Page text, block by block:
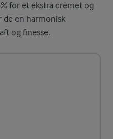
for et ekstra cremet og
de en harmonisk
og finesse.